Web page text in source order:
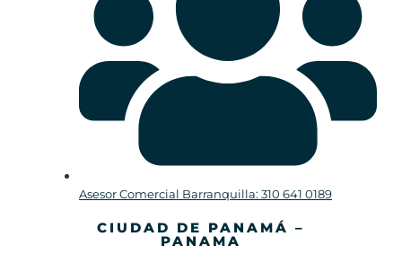
Asesor Comercial Barranquilla: 310 641 0189
CIUDAD DE PANAMÁ –
PANAMA